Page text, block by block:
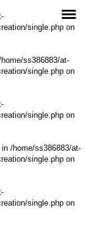
single.php on
ss386883/at-
single.php on
single.php on
in /home/ss386883/at-
single.php on
single.php on